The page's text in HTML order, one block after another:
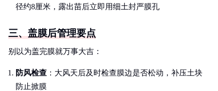
径约8厘米，露出苗后立即用细土封严膜孔
三、盖膜后管理要点
别以为盖完膜就万事大吉：
防风检查 ：大风天后及时检查膜边是否松动，补压土块
防止掀膜